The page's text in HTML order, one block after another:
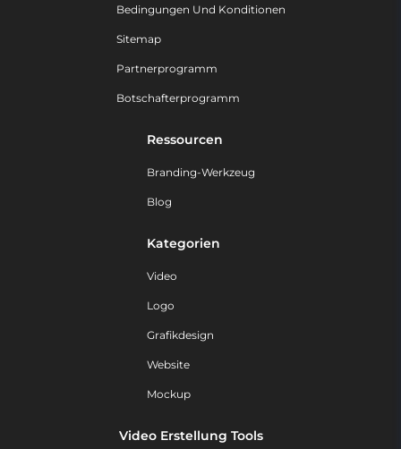
Bedingungen Und Konditionen
Sitemap
Partnerprogramm
Botschafterprogramm
Ressourcen
Branding-Werkzeug
Blog
Kategorien
Video
Logo
Grafikdesign
Website
Mockup
Video Erstellung Tools